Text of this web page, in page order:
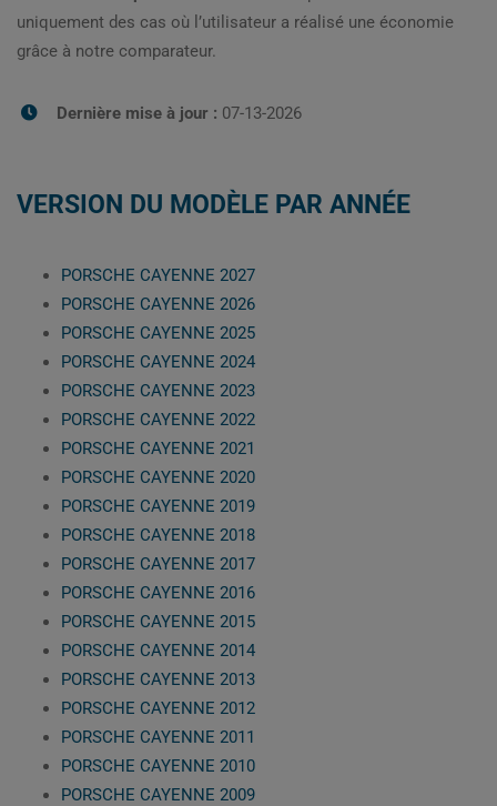
uniquement des cas où l’utilisateur a réalisé une économie
grâce à notre comparateur.
Dernière mise à jour : 07-13-2026
VERSION DU MODÈLE PAR ANNÉE
PORSCHE CAYENNE 2027
PORSCHE CAYENNE 2026
PORSCHE CAYENNE 2025
PORSCHE CAYENNE 2024
PORSCHE CAYENNE 2023
PORSCHE CAYENNE 2022
PORSCHE CAYENNE 2021
PORSCHE CAYENNE 2020
PORSCHE CAYENNE 2019
PORSCHE CAYENNE 2018
PORSCHE CAYENNE 2017
PORSCHE CAYENNE 2016
PORSCHE CAYENNE 2015
PORSCHE CAYENNE 2014
PORSCHE CAYENNE 2013
PORSCHE CAYENNE 2012
PORSCHE CAYENNE 2011
PORSCHE CAYENNE 2010
PORSCHE CAYENNE 2009